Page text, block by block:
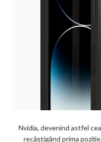
Nvidia, devenind astfel
recâștigând prima